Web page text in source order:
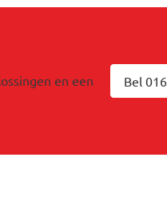
en een
Bel